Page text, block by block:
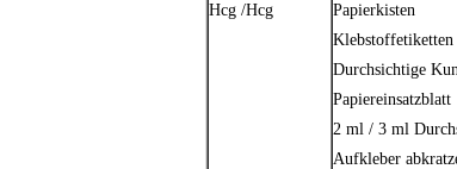
Hcg /Hcg
Papierkisten
Klebstoffetiketten
Durchsichtige
Papiereinsatzblatt
2 ml / 3 ml
Aufkleber